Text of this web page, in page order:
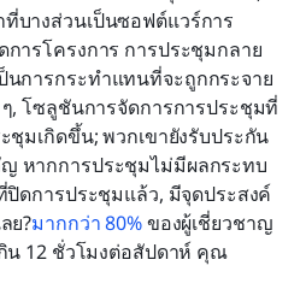
บางส่วนเป็นซอฟต์แวร์การ
ารโครงการ การประชุมกลาย
การกระทำแทนที่จะถูกกระจาย
, โซลูชันการจัดการการประชุมที่
ชุมเกิดขึ้น; พวกเขายังรับประกัน
หากการประชุมไม่มีผลกระทบ
ดการประชุมแล้ว, มีจุดประสงค์
ย?มากกว่า 80% ของผู้เชี่ยวชาญ
น 12 ชั่วโมงต่อสัปดาห์ คุณ